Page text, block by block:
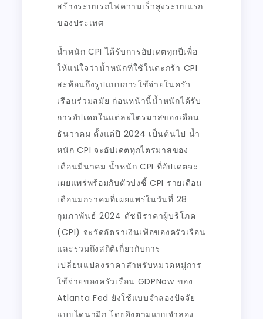
สร้างระบบรถไฟความเร็วสูงระบบแรก
ของประเทศ
น้ำหนัก CPI ได้รับการอัปเดตทุกปีเพื่อ
ให้แน่ใจว่าน้ำหนักที่ใช้ในตะกร้า CPI
สะท้อนถึงรูปแบบการใช้จ่ายในครัว
เรือนร่วมสมัย ก่อนหน้านี้น้ำหนักได้รับ
การอัปเดตในแต่ละไตรมาสของเดือน
ธันวาคม ตั้งแต่ปี 2024 เป็นต้นไป น้ำ
หนัก CPI จะอัปเดตทุกไตรมาสของ
เดือนมีนาคม น้ำหนัก CPI ที่อัปเดตจะ
เผยแพร่พร้อมกับตัวบ่งชี้ CPI รายเดือน
เดือนมกราคมที่เผยแพร่ในวันที่ 28
กุมภาพันธ์ 2024 ดัชนีราคาผู้บริโภค
(CPI) จะวัดอัตราเงินเฟ้อของครัวเรือน
และรวมถึงสถิติเกี่ยวกับการ
เปลี่ยนแปลงราคาสำหรับหมวดหมู่การ
ใช้จ่ายของครัวเรือน GDPNow ของ
Atlanta Fed ยังใช้แบบจำลองปัจจัย
แบบไดนามิก โดยอิงตามแบบจำลอง